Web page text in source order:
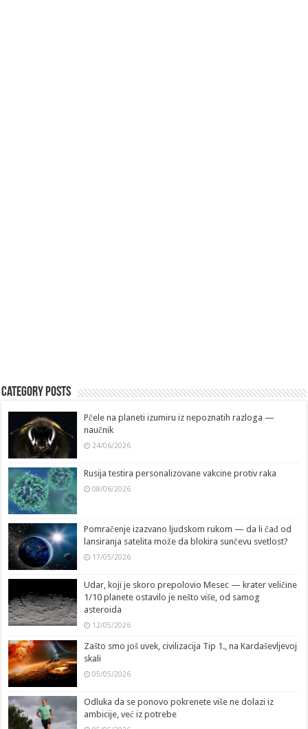
Category Posts
Pčele na planeti izumiru iz nepoznatih razloga —
naučnik
24/06/2026
Rusija testira personalizovane vakcine protiv raka
08/06/2026
Pomračenje izazvano ljudskom rukom — da li čađ od
lansiranja satelita može da blokira sunčevu svetlost?
17/05/2026
Udar, koji je skoro prepolovio Mesec — krater veličine
1/10 planete ostavilo je nešto više, od samog
asteroida
12/05/2026
Zašto smo još uvek, civilizacija Tip 1., na Kardaševljevoj
skali
05/05/2026
Odluka da se ponovo pokrenete više ne dolazi iz
ambicije, već iz potrebe